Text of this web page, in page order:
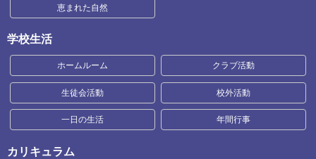
恵まれた自然
学校生活
ホームルーム クラブ活動
生徒会活動 校外活動
一日の生活 年間行事
カリキュラム